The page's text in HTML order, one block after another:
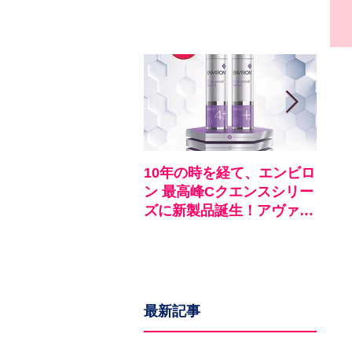
10年の時を経て、エンビロ
ン 最高峰Cクエンスシリー
ズに新製品誕生！アヴァン
最新記事